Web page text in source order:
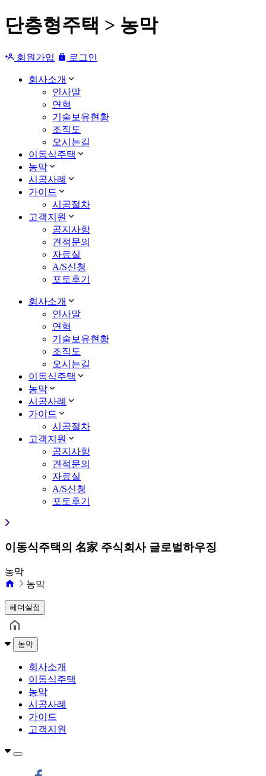
단층형주택 > 농막
회원가입 로그인
회사소개
인사말
연혁
기술보유현황
조직도
오시는길
이동식주택
농막
시공사례
가이드
시공절차
고객지원
공지사항
견적문의
자료실
A/S신청
포토후기
회사소개
인사말
연혁
기술보유현황
조직도
오시는길
이동식주택
농막
시공사례
가이드
시공절차
고객지원
공지사항
견적문의
자료실
A/S신청
포토후기
이동식주택의 名家 주식회사 글로벌하우징
농막
농막
헤더설정
농막
회사소개
이동식주택
농막
시공사례
가이드
고객지원